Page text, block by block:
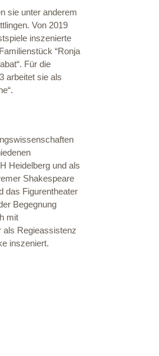
sie unter anderem
Von 2019
inszenierte
“Ronja
Für die
arbeitet sie als
Heidelberg und als
Shakespeare
das Figurentheater
Begegnung
mit
als Regieassistenz
inszeniert.